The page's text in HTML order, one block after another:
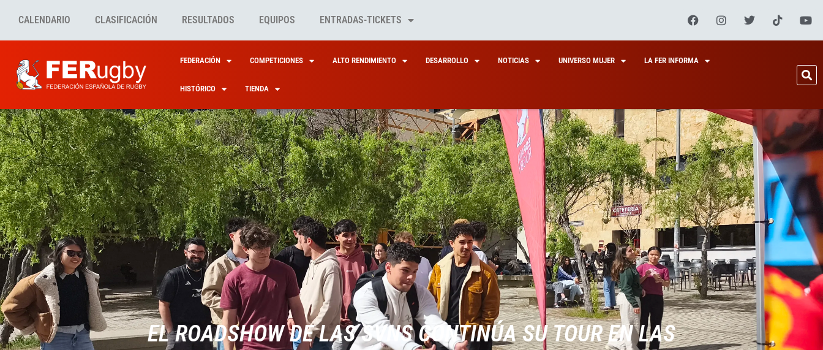
CALENDARIO CLASIFICACIÓN RESULTADOS EQUIPOS ENTRADAS-TICKETS
FEDERACIÓN COMPETICIONES ALTO RENDIMIENTO DESARROLLO NOTICIAS UNIVERSO MUJER LA FER INFORMA
HISTÓRICO TIENDA
EL ROADSHOW DE LAS SVNS CONTINÚA SU TOUR EN LAS